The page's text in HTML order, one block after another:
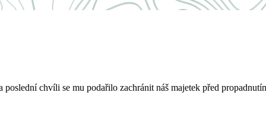
chvíli se mu podařilo zachránit náš majetek před